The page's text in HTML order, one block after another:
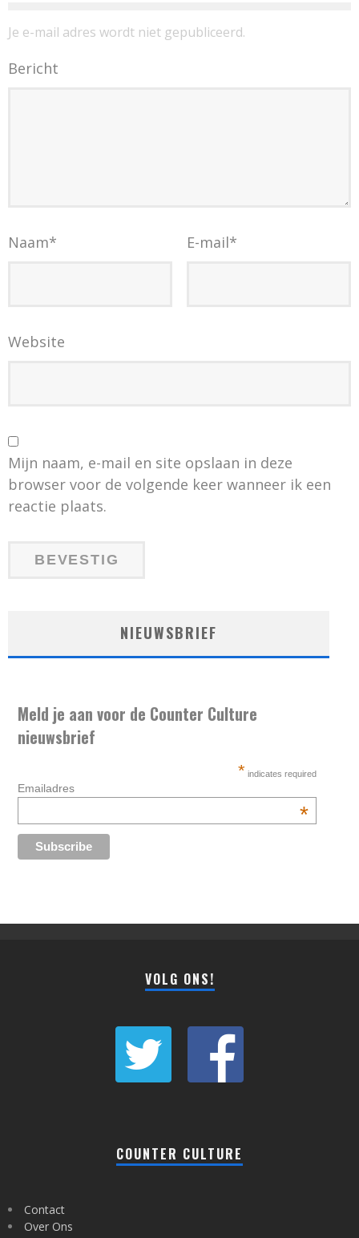
Je e-mail adres wordt niet gepubliceerd.
Bericht
Naam* E-mail*
Website
Mijn naam, e-mail en site opslaan in deze
browser voor de volgende keer wanneer ik een
reactie plaats.
NIEUWSBRIEF
Meld je aan voor de Counter Culture
nieuwsbrief
* indicates required
Emailadres
*
VOLG ONS!
COUNTER CULTURE
Contact
Over Ons